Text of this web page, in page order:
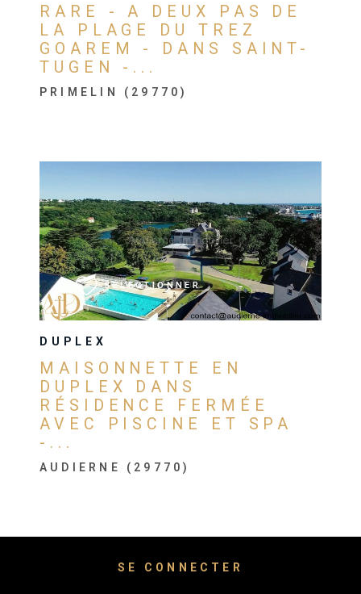
RARE - A DEUX PAS DE
LA PLAGE DU TREZ
GOAREM - DANS SAINT-
TUGEN -...
PRIMELIN (29770)
DUPLEX
MAISONNETTE EN
DUPLEX DANS
RÉSIDENCE FERMÉE
AVEC PISCINE ET SPA
-...
AUDIERNE (29770)
SÉLECTIONNER
VOIR LE BIEN
SE CONNECTER